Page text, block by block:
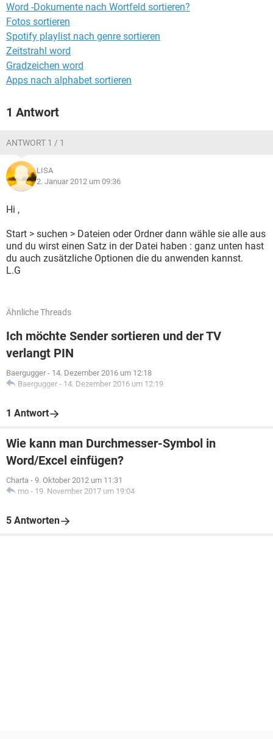
Word -Dokumente nach Wortfeld sortieren?
Fotos sortieren
Spotify playlist nach genre sortieren
Zeitstrahl word
Gradzeichen word
Apps nach alphabet sortieren
1 Antwort
ANTWORT 1 / 1
LISA
2. Januar 2012 um 09:36
Hi ,
Start > suchen > Dateien oder Ordner dann wähle sie alle aus
und du wirst einen Satz in der Datei haben : ganz unten hast
du auch zusätzliche Optionen die du anwenden kannst.
L.G
Ähnliche Threads
Ich möchte Sender sortieren und der TV
verlangt PIN
Baergugger - 14. Dezember 2016 um 12:18
Baergugger - 14. Dezember 2016 um 12:19
1 Antwort
Wie kann man Durchmesser-Symbol in
Word/Excel einfügen?
Charta - 9. Oktober 2012 um 11:31
mo - 19. November 2017 um 19:04
5 Antworten